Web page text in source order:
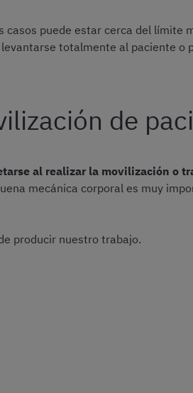
casos puede estar cerca del límite
totalmente al paciente o
de
al realizar la movilización o
mecánica corporal es muy
producir nuestro trabajo.